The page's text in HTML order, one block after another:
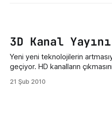
3D Kanal Yayını
Yeni yeni teknolojilerin
geçiyor. HD kanalların
12685 [H]YATAY 30000
21 Şub 2010